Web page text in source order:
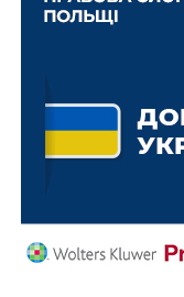
екологічних,
обумовлено тим,
електронного
залізничним,
трубопроводним
законодавчої,
правоохоронних